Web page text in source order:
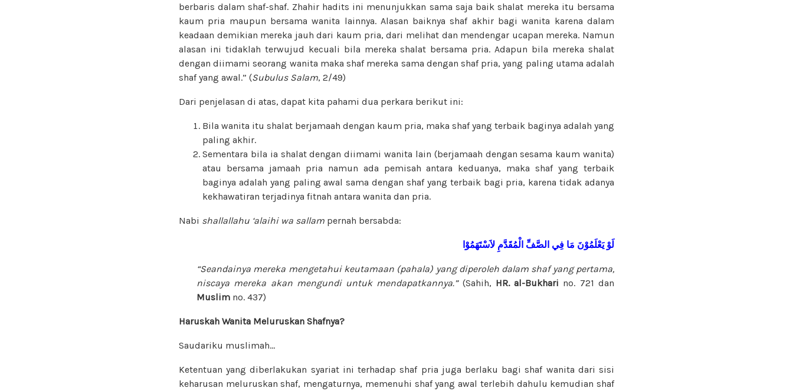
berbaris dalam shaf-shaf. Zhahir hadits ini menunjukkan sama saja baik shalat mereka itu bersama
kaum pria maupun bersama wanita lainnya. Alasan baiknya shaf akhir bagi wanita karena dalam
keadaan demikian mereka jauh dari kaum pria, dari melihat dan mendengar ucapan mereka. Namun
alasan ini tidaklah terwujud kecuali bila mereka shalat bersama pria. Adapun bila mereka shalat
dengan diimami seorang wanita maka shaf mereka sama dengan shaf pria, yang paling utama adalah
shaf yang awal.” (Subulus Salam, 2/49)
Dari penjelasan di atas, dapat kita pahami dua perkara berikut ini:
Bila wanita itu shalat berjamaah dengan kaum pria, maka shaf yang terbaik baginya adalah yang
paling akhir.
Sementara bila ia shalat dengan diimami wanita lain (berjamaah dengan sesama kaum wanita)
atau bersama jamaah pria namun ada pemisah antara keduanya, maka shaf yang terbaik
baginya adalah yang paling awal sama dengan shaf yang terbaik bagi pria, karena tidak adanya
kekhawatiran terjadinya fitnah antara wanita dan pria.
Nabi shallallahu ‘alaihi wa sallam pernah bersabda:
لَوْ يَعْلَمُوْنَ مَا فِي الصَّفِّ الْمُقَدَّمِ لاَسْتَهَمُوْا
“Seandainya mereka mengetahui keutamaan (pahala) yang diperoleh dalam shaf yang pertama,
niscaya mereka akan mengundi untuk mendapatkannya.”(Sahih, HR. al-Bukhari no. 721 dan
Muslim no. 437)
Haruskah Wanita Meluruskan Shafnya?
Saudariku muslimah…
Ketentuan yang diberlakukan syariat ini terhadap shaf pria juga berlaku bagi shaf wanita dari sisi
keharusan meluruskan shaf, mengaturnya, memenuhi shaf yang awal terlebih dahulu kemudian shaf